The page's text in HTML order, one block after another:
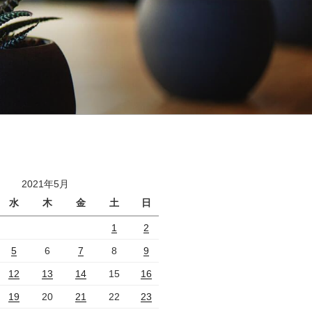
2021年5月
水 木 金 土 日
1 2
5 6 7 8 9
12 13 14 15 16
19 20 21 22 23